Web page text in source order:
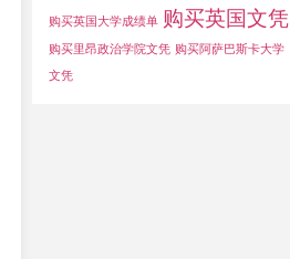
购买英国大学成绩单 购买英国文凭
购买里昂政治学院文凭 购买阿萨巴斯卡大学
文凭